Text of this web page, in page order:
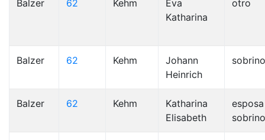
Balzer 62 Kehm
Eva
Katharina
otro
Balzer 62 Kehm
Johann
Heinrich
sobrino
Balzer 62 Kehm
Katharina
Elisabeth
sobrino